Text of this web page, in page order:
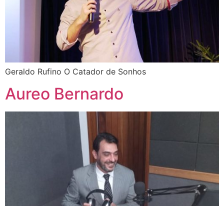
Geraldo Rufino O Catador de Sonhos
Aureo Bernardo